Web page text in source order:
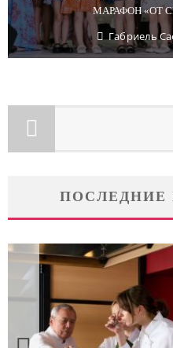
МАРАФОН «ОТ
Габриель
ПОСЛЕДНИЕ